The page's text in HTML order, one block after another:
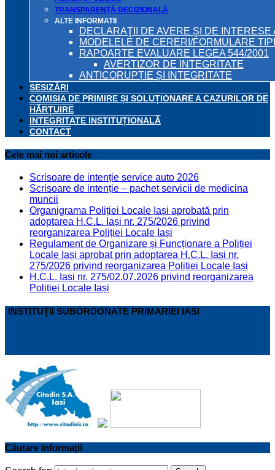
TRANSPARENȚĂ DECIZIONALĂ
ALTE INFORMATII
DECLARAŢII DE AVERE ŞI DE
MODELELE DE CERERI/FORMULARE
RAPOARTE EVALUARE LEGEA 544/2001
AVERTIZOR DE INTEGRITATE
ANTICORUPȚIE ȘI INTEGRITATE
SESIZĂRI
COMISIA DE PRIMIRE ȘI SOLUȚIONARE A CAZURILOR DE
HĂRȚUIRE
INTEGRITATE INSTITUȚIONALĂ
CONTACT
Cele mai noi articole
Scrisoare de intenție service auto 2026
Scrisoare de intenție – pachet servicii de medicina
muncii
Organigrama Poliției Locale Iași aprobată prin
adoptarea H.C.L. Iași nr. 275/2026 privind
reorganizarea Poliției Locale Iași
Regulament de Organizare și Funcționare a Poliției
Locale Iași aprobat prin adoptarea H.C.L. Iași nr.
275/2026 privind reorganizarea Poliției Locale Iași
H.C.L. Iași nr. 275/02.07.2026 privind reorganizarea
Poliției Locale Iași
INSTITUȚII SUBORDONATE PRIMARIEI IASI
Căutare informații